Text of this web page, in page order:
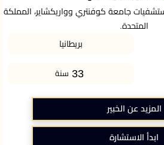
جامعة كوفنتري وواريكشاير، المملكة
المتحدة.
بريطانيا
33 سنة
المزيد عن الخبير
ابدأ الاستشارة